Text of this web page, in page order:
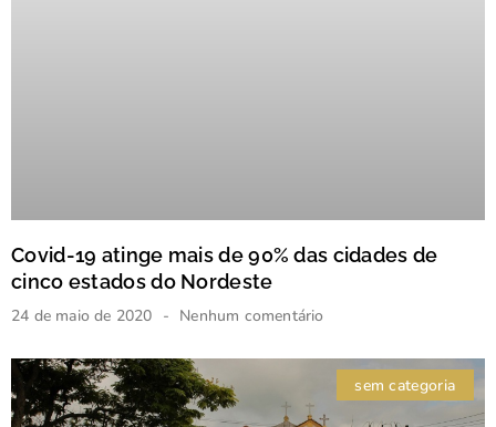
Covid-19 atinge mais de 90% das cidades de
cinco estados do Nordeste
24 de maio de 2020 Nenhum comentário
sem categoria